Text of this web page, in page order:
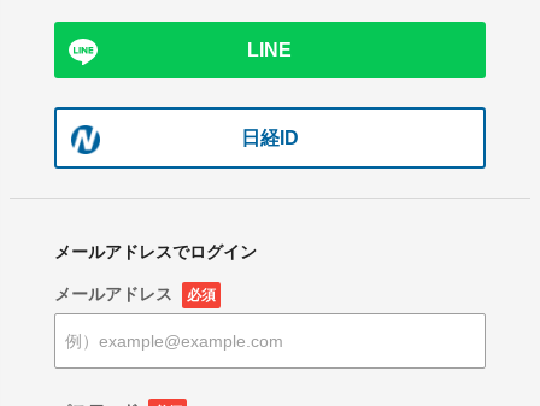
LINE
日経ID
メールアドレスでログイン
メールアドレス 必須